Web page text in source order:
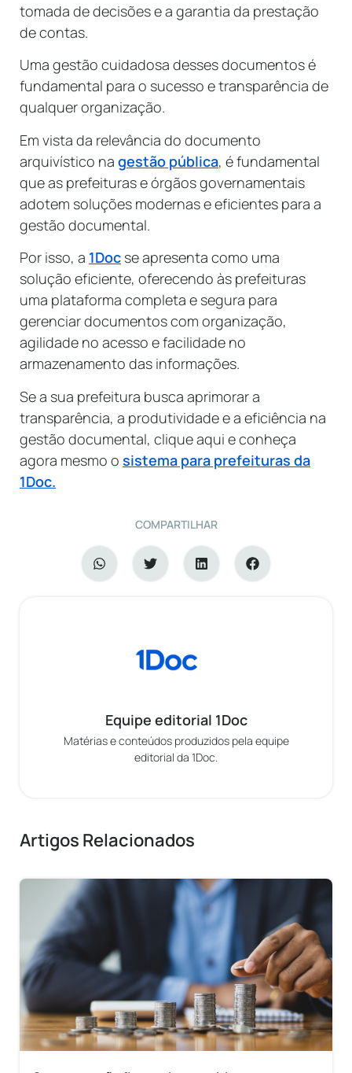
tomada de decisões e a garantia da prestação
de contas.
Uma gestão cuidadosa desses documentos é
fundamental para o sucesso e transparência de
qualquer organização.
Em vista da relevância do documento
arquivístico na gestão pública, é fundamental
que as prefeituras e órgãos governamentais
adotem soluções modernas e eficientes para a
gestão documental.
Por isso, a 1Doc se apresenta como uma
solução eficiente, oferecendo às prefeituras
uma plataforma completa e segura para
gerenciar documentos com organização,
agilidade no acesso e facilidade no
armazenamento das informações.
Se a sua prefeitura busca aprimorar a
transparência, a produtividade e a eficiência na
gestão documental, clique aqui e conheça
agora mesmo o sistema para prefeituras da
1Doc.
COMPARTILHAR
Equipe editorial 1Doc
Matérias e conteúdos produzidos pela equipe
editorial da 1Doc.
Artigos Relacionados